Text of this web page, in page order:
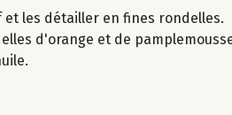
et les détailler en fines rondelles.
d'orange et de